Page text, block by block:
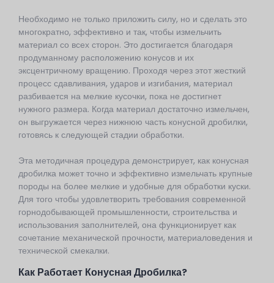
Необходимо не только приложить силу, но и сделать это
многократно, эффективно и так, чтобы измельчить
материал со всех сторон. Это достигается благодаря
продуманному расположению конусов и их
эксцентричному вращению. Проходя через этот жесткий
процесс сдавливания, ударов и изгибания, материал
разбивается на мелкие кусочки, пока не достигнет
нужного размера. Когда материал достаточно измельчен,
он выгружается через нижнюю часть конусной дробилки,
готовясь к следующей стадии обработки.
Эта методичная процедура демонстрирует, как конусная
дробилка может точно и эффективно измельчать крупные
породы на более мелкие и удобные для обработки куски.
Для того чтобы удовлетворить требования современной
горнодобывающей промышленности, строительства и
использования заполнителей, она функционирует как
сочетание механической прочности, материаловедения и
технической смекалки.
Как Работает Конусная Дробилка?